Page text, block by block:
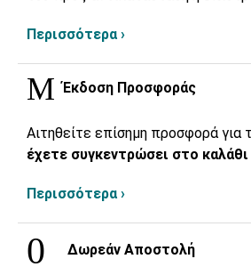
Περισσότερα ›
Έκδοση Προσφοράς
Αιτηθείτε επίσημη προσφορά για
έχετε συγκεντρώσει στο καλάθι
Περισσότερα ›
Δωρεάν Αποστολή